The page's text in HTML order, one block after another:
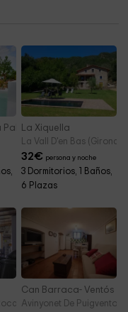
PallisaLa Xiquella
La Vall D'en Bas (Girona)
32€ persona y noche
3 Dormitorios, 1 Baños,
6 Plazas
(Girona)
Can Barraca- Ventós
Avinyonet De Puigventos